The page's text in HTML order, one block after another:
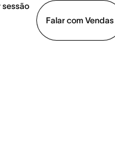
sessão
Falar com Vendas